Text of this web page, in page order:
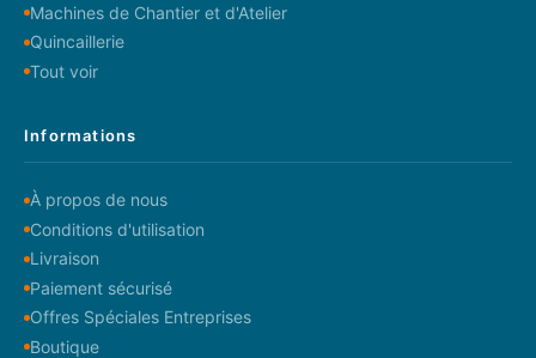
Machines de Chantier et d'Atelier
Quincaillerie
Tout voir
Informations
À propos de nous
Conditions d'utilisation
Livraison
Paiement sécurisé
Offres Spéciales Entreprises
Boutique